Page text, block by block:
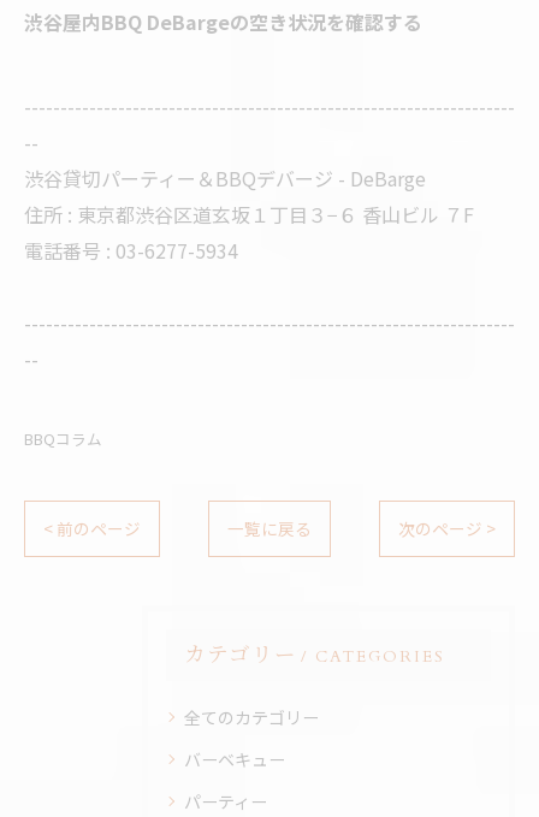
渋谷屋内BBQ DeBargeの空き状況を確認する
--------------------------------------------------------------------
--
渋谷貸切パーティー＆BBQデバージ - DeBarge
住所 : 東京都渋谷区道玄坂１丁目３−６ 香山ビル ７F
電話番号 : 03-6277-5934
--------------------------------------------------------------------
--
BBQコラム
< 前のページ 一覧に戻る 次のページ >
カテゴリー CATEGORIES
全てのカテゴリー
バーベキュー
パーティー